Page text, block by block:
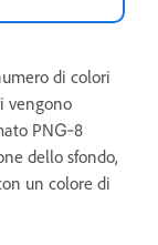
di colori
vengono
PNG‑8
dello sfondo,
un colore di